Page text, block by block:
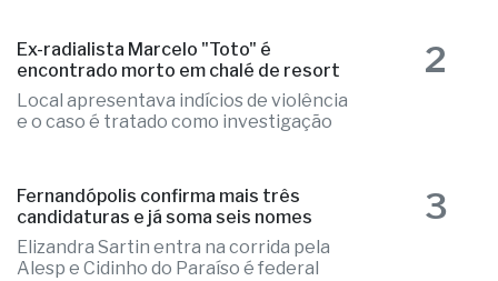
Ex-radialista Marcelo "Toto" é
encontrado morto em chalé de resort
Local apresentava indícios de violência
e o caso é tratado como investigação
2
Fernandópolis confirma mais três
candidaturas e já soma seis nomes
Elizandra Sartin entra na corrida pela
Alesp e Cidinho do Paraíso é federal
3